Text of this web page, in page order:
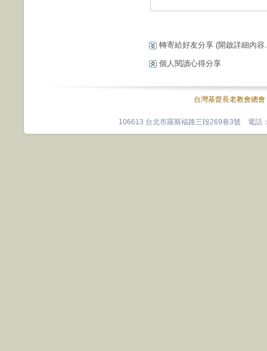
轉寄給好友分享 (開啟詳細內容
個人閱讀心得分享
台灣基督長老教會總會
106613 台北市羅斯福路三段269巷3號 電